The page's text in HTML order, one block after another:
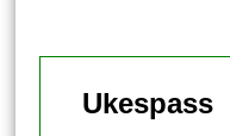
Ukespass